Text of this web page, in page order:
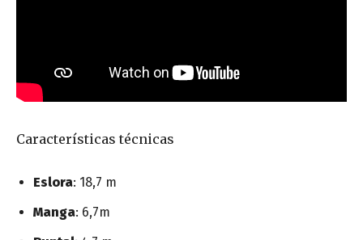
Características técnicas
Eslora: 18,7 m
Manga: 6,7m